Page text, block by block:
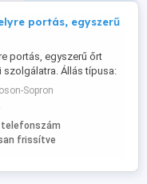
portás, egyszerű
portás, egyszerű őrt
szolgálatra. Állás típusa:
Teljes
Sopron
frissítve